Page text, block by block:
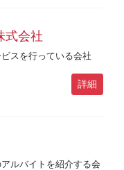
式会社
スを行っている会社
詳細
ルバイトを紹介する会